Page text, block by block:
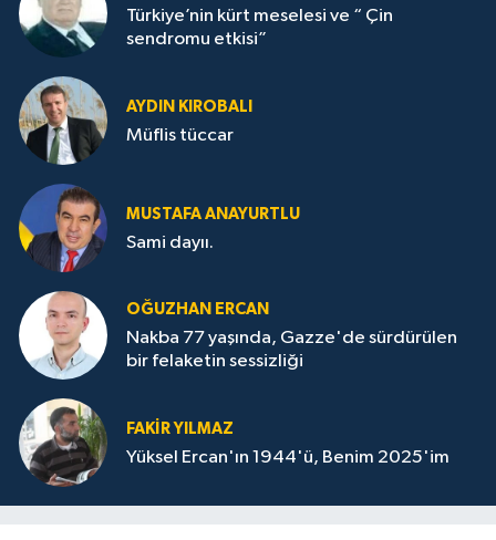
Türkiye’nin kürt meselesi ve “ Çin
sendromu etkisi”
AYDIN KIROBALI
Müflis tüccar
MUSTAFA ANAYURTLU
Sami dayıı.
OĞUZHAN ERCAN
Nakba 77 yaşında, Gazze'de sürdürülen
bir felaketin sessizliği
FAKİR YILMAZ
Yüksel Ercan'ın 1944'ü, Benim 2025'im